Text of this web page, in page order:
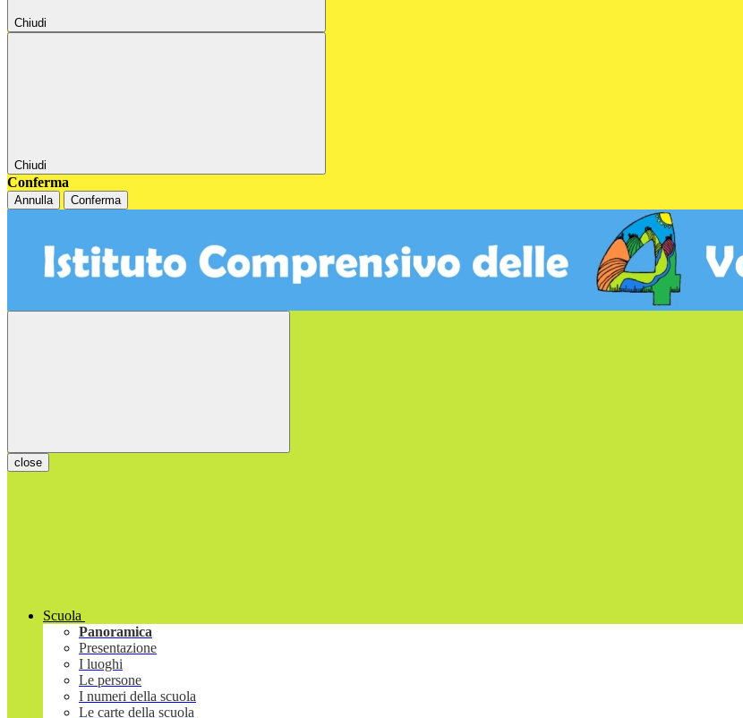
Chiudi
Chiudi
Conferma
Annulla Conferma
close
Scuola
Panoramica
Presentazione
I luoghi
Le persone
I numeri della scuola
Le carte della scuola